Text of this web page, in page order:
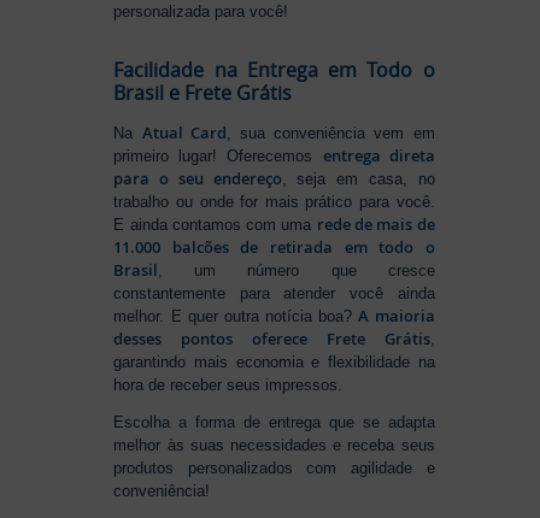
personalizada para você!
Facilidade na Entrega em Todo o
Brasil e Frete Grátis
Na Atual Card , sua conveniência vem em
primeiro lugar! Oferecemos entrega direta
para o seu endereço , seja em casa, no
trabalho ou onde for mais prático para você.
E ainda contamos com uma rede de mais de
11.000 balcões de retirada em todo o
Brasil , um número que cresce
constantemente para atender você ainda
melhor. E quer outra notícia boa?A maioria
desses pontos oferece Frete Grátis,
garantindo mais economia e flexibilidade na
hora de receber seus impressos.
Escolha a forma de entrega que se adapta
melhor às suas necessidades e receba seus
produtos personalizados com agilidade e
conveniência!